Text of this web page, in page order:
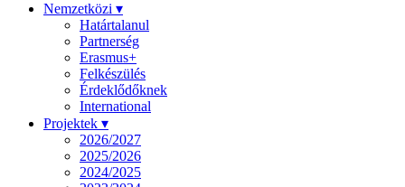
Nemzetközi ▾
Határtalanul
Partnerség
Erasmus+
Felkészülés
Érdeklődőknek
International
Projektek ▾
2026/2027
2025/2026
2024/2025